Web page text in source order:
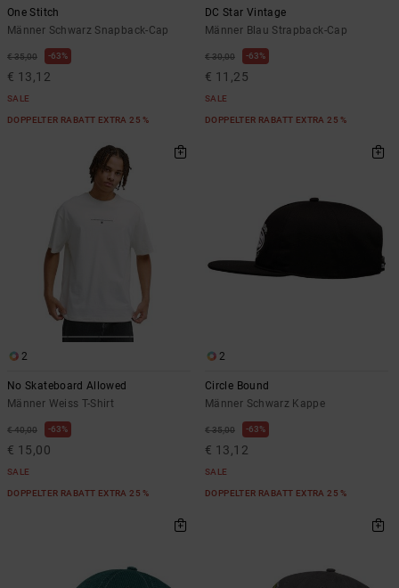
One Stitch
Männer Schwarz Snapback-Cap
€ 35,00 63%
€ 13,12
SALE
DOPPELTER RABATT EXTRA 25 %
DC Star Vintage
Männer Blau Strapback-Cap
€ 30,00 63%
€ 11,25
SALE
DOPPELTER RABATT EXTRA 25 %
2
No Skateboard Allowed
Männer Weiss T-Shirt
€ 40,00 63%
€ 15,00
SALE
DOPPELTER RABATT EXTRA 25 %
2
Circle Bound
Männer Schwarz Kappe
€ 35,00 63%
€ 13,12
SALE
DOPPELTER RABATT EXTRA 25 %